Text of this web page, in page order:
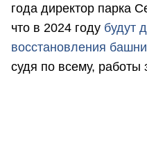
года директор парка
что в 2024 году будут
восстановления
судя по всему, работы